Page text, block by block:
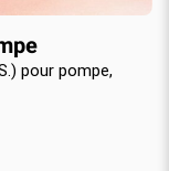
pour pompe,